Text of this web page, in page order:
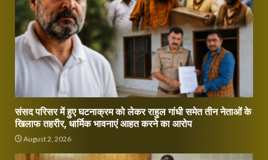
संसद परिसर में हुए घटनाक्रम को लेकर राहुल गांधी समेत तीन नेताओं के
खिलाफ तहरीर, धार्मिक भावनाएं आहत करने का आरोप
August 2, 2026